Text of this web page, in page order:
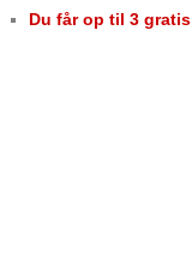
Du får op til 3